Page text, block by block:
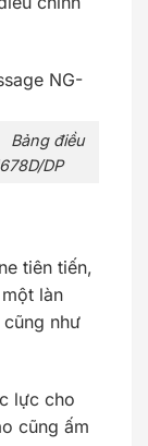
DP
tiên tiến,
làn
như
lực cho
cũng ấm